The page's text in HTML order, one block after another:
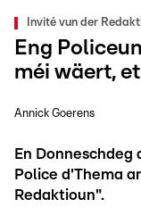
Invité vun der
Eng
méi wäert,
Annick Goerens
En
Police d'Thema
Redaktioun".